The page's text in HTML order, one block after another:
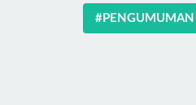
#PENGUMUMAN